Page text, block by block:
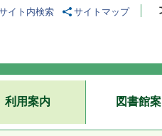
イト内検索 サイトマップ
利用案内 図書館